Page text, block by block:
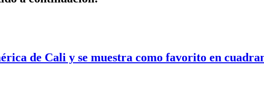
de Cali y se muestra como favorito en